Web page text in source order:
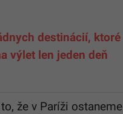
destinácií,
výlet len jeden deň
že v Paríži